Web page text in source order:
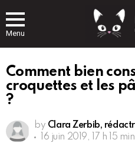
Menu
Comment bien
croquettes et les
?
by Clara Zerbib,
16 juin 2019, 17 h 15 min